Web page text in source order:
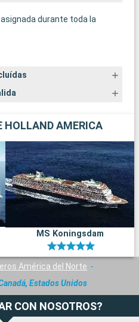
durante toda la
HOLLAND AMERICA
MS Koningsdam
América del Norte
Estados Unidos
CON NOSOTROS?